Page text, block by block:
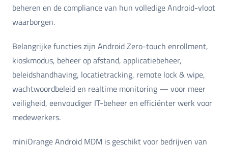
beheren en de compliance van hun volledige Android-vloot
waarborgen.
Belangrijke functies zijn Android Zero-touch enrollment,
kioskmodus, beheer op afstand, applicatiebeheer,
beleidshandhaving, locatietracking, remote lock & wipe,
wachtwoordbeleid en realtime monitoring — voor meer
veiligheid, eenvoudiger IT-beheer en efficiënter werk voor
medewerkers.
miniOrange Android MDM is geschikt voor bedrijven van